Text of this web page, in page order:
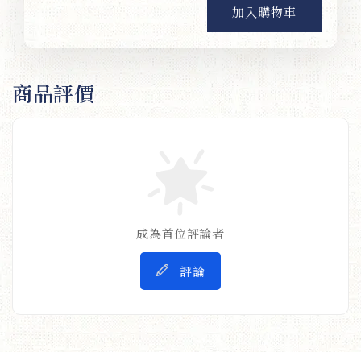
加入購物車
商品評價
成為首位評論者
評論